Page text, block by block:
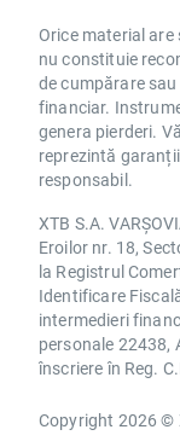
Orice material
nu constituie
de cumpărare
financiar.
genera pierderi.
reprezintă
responsabil.
XTB S.A.
Eroilor nr. 18,
la Registrul
Identificare
intermedieri
personale 22438,
înscriere în Reg.
Copyright 2026 ©